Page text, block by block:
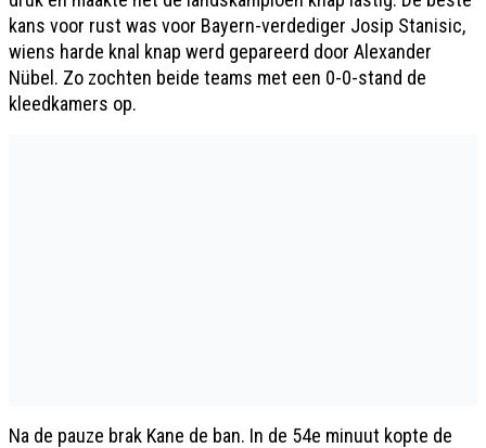
kans voor rust was voor Bayern-verdediger Josip Stanisic,
wiens harde knal knap werd gepareerd door Alexander
Nübel. Zo zochten beide teams met een 0-0-stand de
kleedkamers op.
Na de pauze brak Kane de ban. In de 54e minuut kopte de